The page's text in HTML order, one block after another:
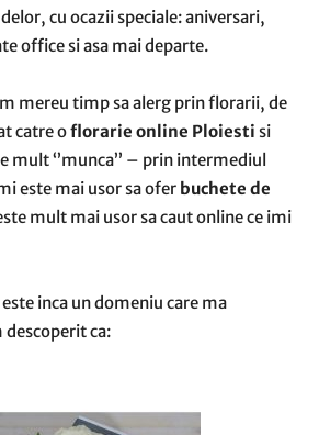
cu ocazii speciale: aniversari,
office si asa mai departe.
mereu timp sa alerg prin florarii, de
catre oflorarie online Ploiesti si
‘’munca’’ – prin intermediul
este mai usor sa ofer buchete de
mult mai usor sa caut online ce imi
inca un domeniu care ma
descoperit ca: